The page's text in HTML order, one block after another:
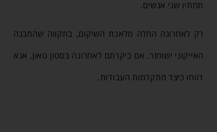
תחתיו שני אנשים.
רק לאחרונה החלה מלאכת השיקום, בתקווה שהמבנה
האייקוני ישוחזר. אם ביקרתם לאחרונה בסטון טאון, אנא
דווחו כיצד מתקדמות העבודות.